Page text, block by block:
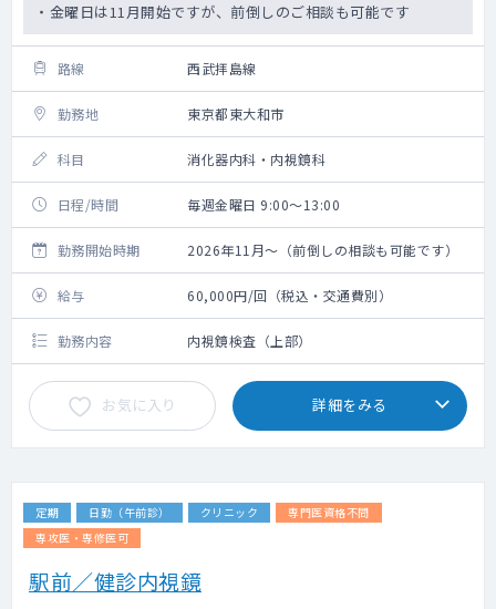
・金曜日は11月開始ですが、前倒しのご相談も可能です
路線 西武拝島線
勤務地 東京都東大和市
科目 消化器内科・内視鏡科
日程/時間 毎週金曜日 9:00～13:00
勤務開始時期 2026年11月～（前倒しの相談も可能です）
給与 60,000円/回（税込・交通費別）
勤務内容 内視鏡検査（上部）
お気に入り 詳細をみる
定期 日勤（午前診） クリニック
専門医資格不問
専攻医・専修医可
駅前／健診内視鏡